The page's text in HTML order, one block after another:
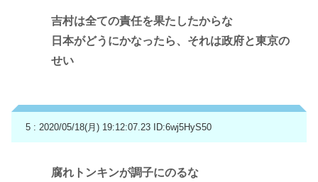
吉村は全ての責任を果たしたからな
日本がどうにかなったら、それは政府と東京の
せい
5 : 2020/05/18(月) 19:12:07.23 ID:6wj5HyS50
腐れトンキンが調子にのるな